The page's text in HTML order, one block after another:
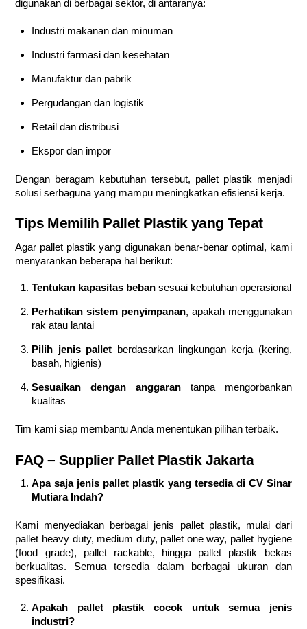
digunakan di berbagai sektor, di antaranya:
Industri makanan dan minuman
Industri farmasi dan kesehatan
Manufaktur dan pabrik
Pergudangan dan logistik
Retail dan distribusi
Ekspor dan impor
Dengan beragam kebutuhan tersebut, pallet plastik menjadi
solusi serbaguna yang mampu meningkatkan efisiensi kerja.
Tips Memilih Pallet Plastik yang Tepat
Agar pallet plastik yang digunakan benar-benar optimal, kami
menyarankan beberapa hal berikut:
Tentukan kapasitas beban sesuai kebutuhan operasional
Perhatikan sistem penyimpanan, apakah menggunakan
rak atau lantai
Pilih jenis pallet berdasarkan lingkungan kerja (kering,
basah, higienis)
Sesuaikan dengan anggaran tanpa mengorbankan
kualitas
Tim kami siap membantu Anda menentukan pilihan terbaik.
FAQ – Supplier Pallet Plastik Jakarta
Apa saja jenis pallet plastik yang tersedia di CV Sinar
Mutiara Indah?
Kami menyediakan berbagai jenis pallet plastik, mulai dari
pallet heavy duty, medium duty, pallet one way, pallet hygiene
(food grade), pallet rackable, hingga pallet plastik bekas
berkualitas. Semua tersedia dalam berbagai ukuran dan
spesifikasi.
Apakah pallet plastik cocok untuk semua jenis
industri?